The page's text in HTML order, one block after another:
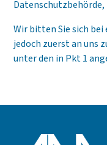
Datenschutzbehörde,
Wir bitten Sie sich bei
jedoch zuerst an uns
unter den in Pkt 1